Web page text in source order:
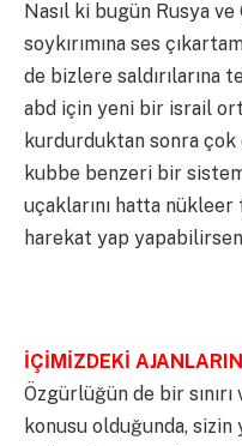
Nasıl ki bugün Rusya ve
soykırımına ses
de bizlere
abd için yeni bir israil
kurdurduktan sonra
kubbe benzeri bir
uçaklarını hatta
harekat yap
İÇİMİZDEKİ
Özgürlüğün de bir
konusu olduğunda,